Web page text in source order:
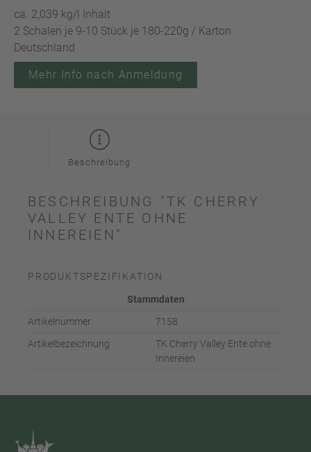
ca. 2,039 kg/l Inhalt
2 Schalen je 9-10 Stück je 180-220g / Karton
Deutschland
Mehr Info nach Anmeldung
Beschreibung
BESCHREIBUNG "TK CHERRY
VALLEY ENTE OHNE
INNEREIEN"
PRODUKTSPEZIFIKATION
Stammdaten
Artikelnummer
7158
Artikelbezeichnung
TK Cherry Valley Ente ohne
Innereien